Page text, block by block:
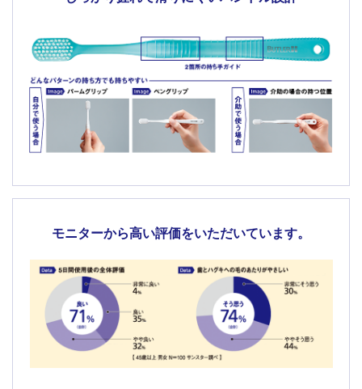
モニターから高い評価をいただいています。